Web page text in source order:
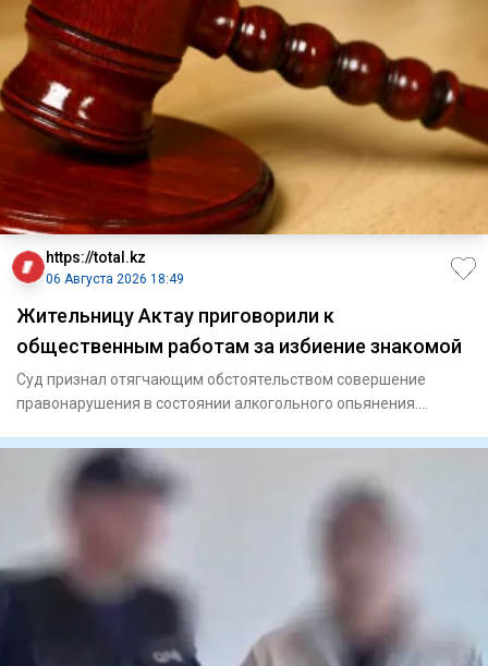
https://total.kz
06 Августа 2026 18:49
Жительницу Актау приговорили к
общественным работам за избиение знакомой
Суд признал отягчающим обстоятельством совершение
правонарушения в состоянии алкогольного опьянения.